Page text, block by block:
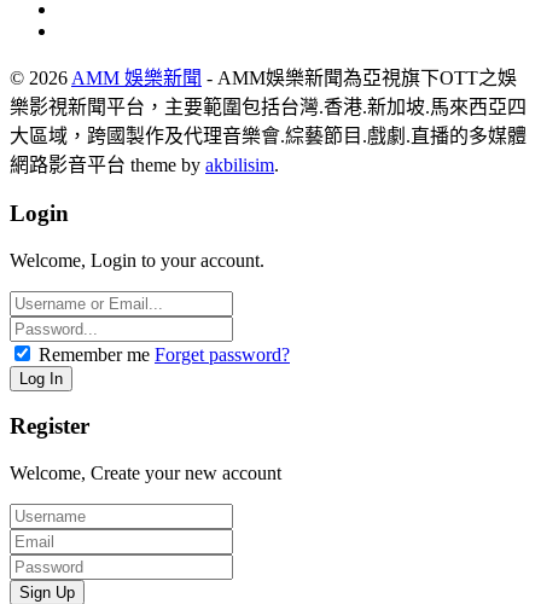
© 2026 AMM 娛樂新聞 - AMM娛樂新聞為亞視旗下OTT之娛
樂影視新聞平台，主要範圍包括台灣.香港.新加坡.馬來西亞四
大區域，跨國製作及代理音樂會.綜藝節目.戲劇.直播的多媒體
網路影音平台 theme by akbilisim.
Login
Welcome, Login to your account.
Remember me Forget password?
Register
Welcome, Create your new account